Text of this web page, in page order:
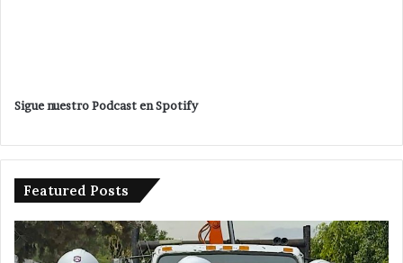
Sigue nuestro Podcast en Spotify
Featured Posts
Detienen
a